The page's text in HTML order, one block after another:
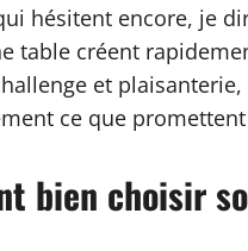
hésitent encore, je
table créent
et
ce que
bien choisir